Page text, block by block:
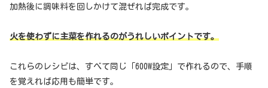
加熱後に調味料を回しかけて混ぜれば完成です。
火を使わずに主菜を作れるのがうれしいポイントです。
これらのレシピは、すべて同じ「600W設定」で作れるので、手順
を覚えれば応用も簡単です。